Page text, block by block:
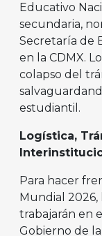
Educativo
secundaria,
Secretaría de
en la CDMX.
colapso del
estudiantil.
Logística,
Para hacer
Mundial
trabajarán en
Gobierno de